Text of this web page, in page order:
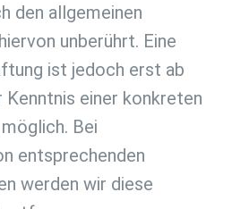
den allgemeinen
unberührt. Eine
ist jedoch erst ab
einer konkreten
Bei
entsprechenden
werden wir diese